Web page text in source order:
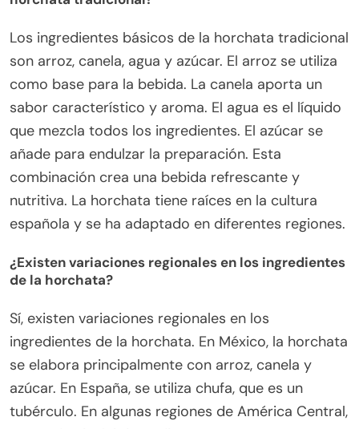
Los ingredientes básicos de la horchata tradicional
son arroz, canela, agua y azúcar. El arroz se utiliza
como base para la bebida. La canela aporta un
sabor característico y aroma. El agua es el líquido
que mezcla todos los ingredientes. El azúcar se
añade para endulzar la preparación. Esta
combinación crea una bebida refrescante y
nutritiva. La horchata tiene raíces en la cultura
española y se ha adaptado en diferentes regiones.
¿Existen variaciones regionales en los ingredientes
de la horchata?
Sí, existen variaciones regionales en los
ingredientes de la horchata. En México, la horchata
se elabora principalmente con arroz, canela y
azúcar. En España, se utiliza chufa, que es un
tubérculo. En algunas regiones de América Central,